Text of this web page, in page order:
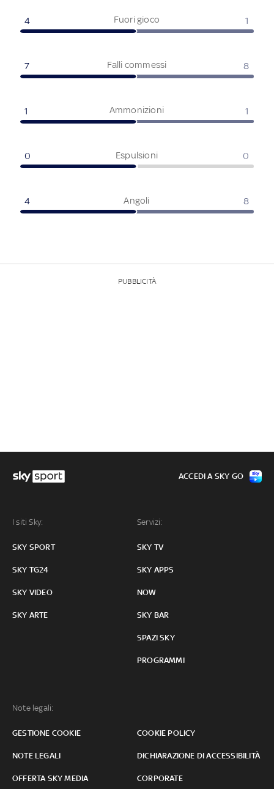
Fuori gioco
4 1
Falli commessi
7 8
Ammonizioni
1 1
Espulsioni
0 0
Angoli
4 8
PUBBLICITÀ
I siti Sky:
SKY SPORT
SKY TG24
SKY VIDEO
SKY ARTE
Servizi:
SKY TV
SKY APPS
NOW
SKY BAR
SPAZI SKY
PROGRAMMI
Note legali:
GESTIONE COOKIE COOKIE POLICY
NOTE LEGALI DICHIARAZIONE DI ACCESSIBILITÀ
OFFERTA SKY MEDIA CORPORATE
ACCEDI A SKY GO